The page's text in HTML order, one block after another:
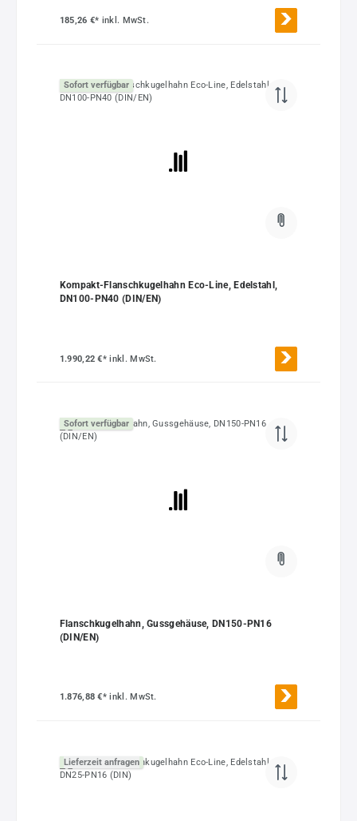
185,26 €* inkl. MwSt.
Sofort verfügbar
Kompakt-Flanschkugelhahn Eco-Line, Edelstahl,
DN100-PN40 (DIN/EN)
1.990,22 €*inkl. MwSt.
Sofort verfügbar
Flanschkugelhahn, Gussgehäuse, DN150-PN16
(DIN/EN)
1.876,88 €*inkl. MwSt.
Lieferzeit anfragen